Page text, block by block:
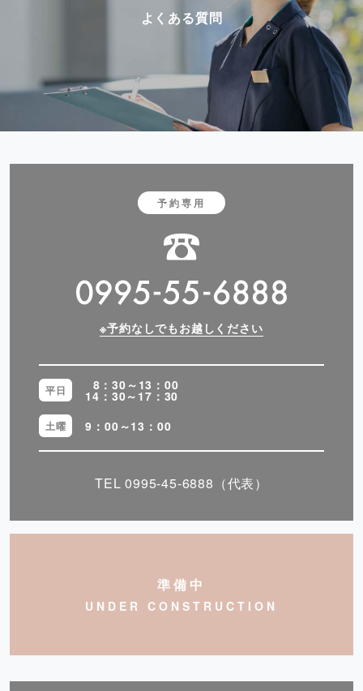
よくある質問
予約専用
※予約なしでもお越しください
平日 8：30～13：00
14：30～17：30
土曜 9：00～13：00
TEL0995-45-6888 （代表）
準備中
UNDER CONSTRUCTION